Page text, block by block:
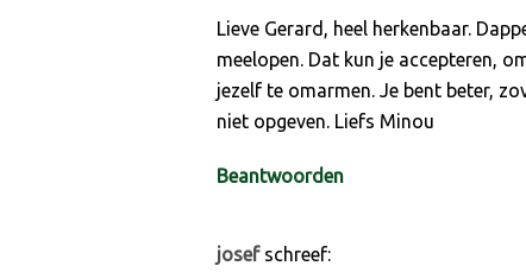
Lieve Gerard, heel herkenbaar.
meelopen. Dat kun je accepteren,
jezelf te omarmen. Je bent beter,
niet opgeven. Liefs Minou
Beantwoorden
josef schreef: